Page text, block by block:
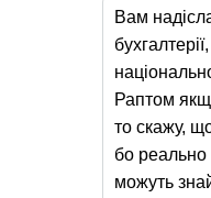
Вам
Раптом
то скажу,
бо реально
можуть